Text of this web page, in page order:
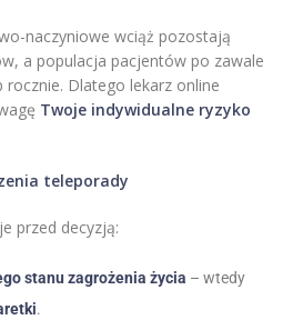
naczyniowe wciąż pozostają
a populacja pacjentów po zawale
Dlatego lekarz online
Twoje indywidualne ryzyko
teleporady
przed decyzją:
stanu zagrożenia życia – wtedy
.